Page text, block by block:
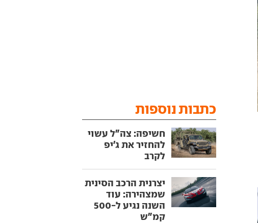
כתבות נוספות
חשיפה: צה"ל עשוי
להחזיר את ג'יפ
לקרב
יצרנית הרכב הסינית
שמצהירה: עוד
השנה נגיע ל-500
קמ"ש